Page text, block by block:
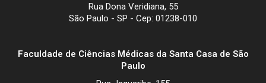
Rua Dona Veridiana, 55
São Paulo - SP - Cep: 01238-010
Faculdade de Ciências Médicas da Santa Casa de São
Paulo